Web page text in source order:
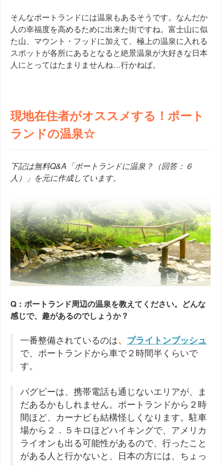
そんなポートランドには温泉もあるそうです。なんだか
人の幸福度を高めるために出来た街ですね。富士山に似
た山、マウント・フッドに加えて、極上の温泉に入れる
スポットが各所にあるとなると絶景温泉が大好きな日本
人にとってはたまりませんね…行かねば。
現地在住者がオススメする！ポート
ランドの温泉☆
下記は無料Q&A「ポートランドに温泉？（回答：６
人）」を元に作成しています。
Q：ポートランド周辺の温泉を教えてください。どんな
感じで、趣があるのでしょうか？
一番整備されているのは、 ブライトンブッシュ
で、ポートランドから車で２時間半くらいで
す。
バグビーは、携帯電話も通じないエリアが、ま
だあるかもしれません。ポートランドから２時
間ほど、カーナビも結構怪しくなります。駐車
場から２．５キロほどハイキングで、アメリカ
ライオンも出る可能性があるので、行ったこと
がある人と行かないと、日本の方には、ちょっ